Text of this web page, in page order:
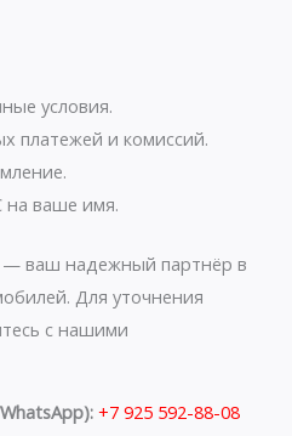
условия.
платежей и комиссий.
ваше имя.
— ваш надежный партнёр в
Для уточнения
с нашими
+7 925 592-88-08